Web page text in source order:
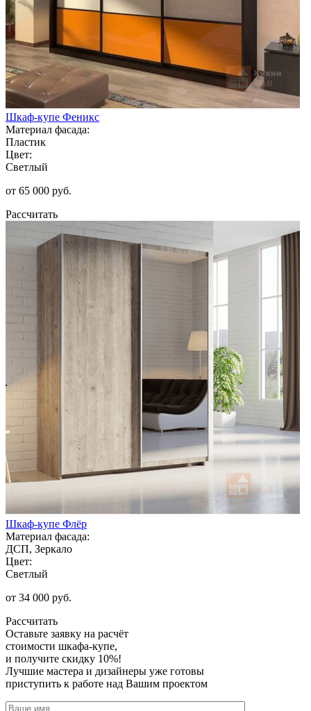
Шкаф-купе Феникс
Материал фасада:
Пластик
Цвет:
Светлый
от 65 000 руб.
Рассчитать
Шкаф-купе Флёр
Материал фасада:
ДСП, Зеркало
Цвет:
Светлый
от 34 000 руб.
Рассчитать
Оставьте заявку на расчёт
стоимости шкафа-купе,
и получите скидку 10%!
Лучшие мастера и дизайнеры уже готовы
приступить к работе над Вашим проектом